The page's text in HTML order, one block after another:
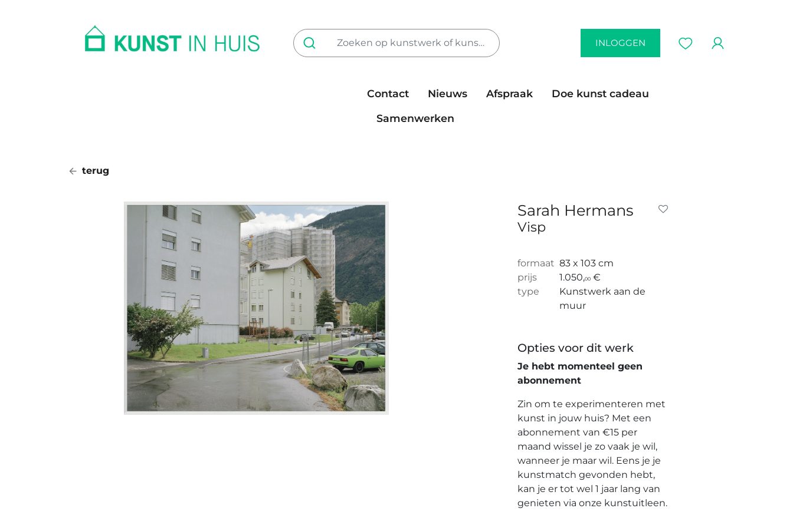
INLOGGEN
Contact Nieuws Afspraak
Doe kunst cadeau
Samenwerken
terug
Sarah Hermans
Visp
formaat 83 x 103 cm
prijs
1.050,00 €
type
Kunstwerk aan de
muur
Opties voor dit werk
Je hebt momenteel geen
abonnement
Zin om te experimenteren met
kunst in jouw huis? Met een
abonnement van €15 per
maand wissel je zo vaak je wil,
wanneer je maar wil. Eens je je
kunstmatch gevonden hebt,
kan je er tot wel 1 jaar lang van
genieten via onze kunstuitleen.